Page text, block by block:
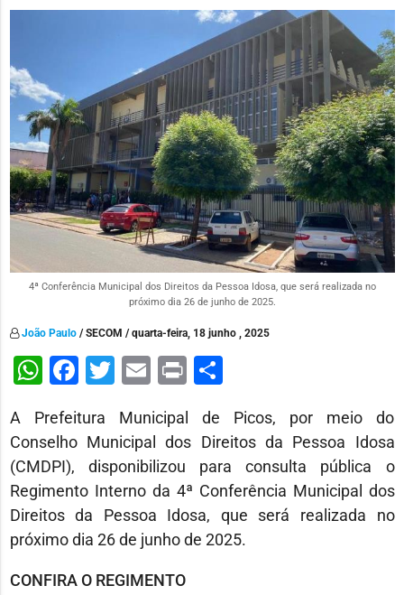
4ª Conferência Municipal dos Direitos da Pessoa Idosa, que será realizada no
próximo dia 26 de junho de 2025.
João Paulo/ SECOM / quarta-feira, 18 junho , 2025
WhatsApp
Facebook
Twitter
Email
PrintShare
A Prefeitura Municipal de Picos, por meio do
Conselho Municipal dos Direitos da Pessoa Idosa
(CMDPI), disponibilizou para consulta pública o
Regimento Interno da 4ª Conferência Municipal dos
Direitos da Pessoa Idosa, que será realizada no
próximo dia 26 de junho de 2025.
CONFIRA O REGIMENTO